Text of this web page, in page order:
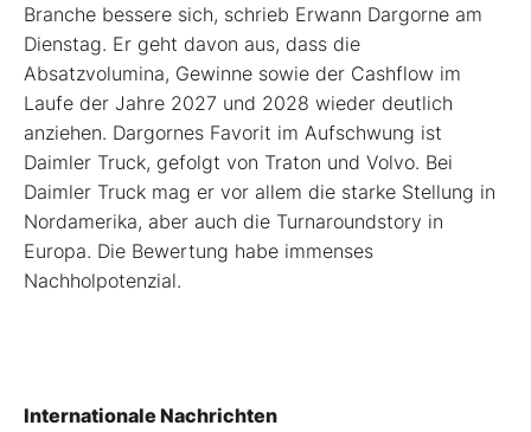
Branche bessere sich, schrieb Erwann Dargorne am
Dienstag. Er geht davon aus, dass die
Absatzvolumina, Gewinne sowie der Cashflow im
Laufe der Jahre 2027 und 2028 wieder deutlich
anziehen. Dargornes Favorit im Aufschwung ist
Daimler Truck, gefolgt von Traton und Volvo. Bei
Daimler Truck mag er vor allem die starke Stellung in
Nordamerika, aber auch die Turnaroundstory in
Europa. Die Bewertung habe immenses
Nachholpotenzial.
Internationale Nachrichten